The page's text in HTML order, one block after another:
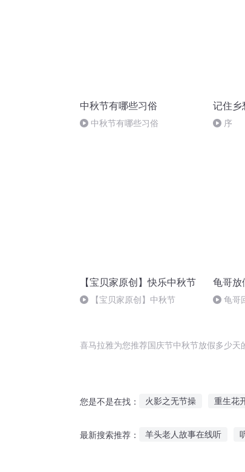
中秋节有哪些习俗
中秋节有哪些习俗
记住
序
【宝贝家原创】快乐中秋节
【宝贝家原创】中秋节
龟哥放
龟哥
喜马拉雅为您推荐国庆节中秋节放假多少天
您是不是在找： 火影之无节操 重生花
最新搜索推荐： 羊头老人故事在线听